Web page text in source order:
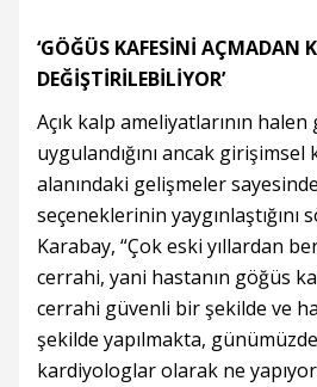
‘GÖĞÜS KAFESİNİ AÇMADAN
DEĞİŞTİRİLEBİLİYOR’
Açık kalp ameliyatlarının
uygulandığını ancak
alanındaki gelişmeler
seçeneklerinin yaygınlaştığını
Karabay, “Çok eski yıllardan
cerrahi, yani hastanın göğüs
cerrahi güvenli bir şekilde ve
şekilde yapılmakta,
kardiyologlar olarak ne